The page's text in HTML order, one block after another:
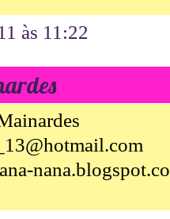
às 11:22